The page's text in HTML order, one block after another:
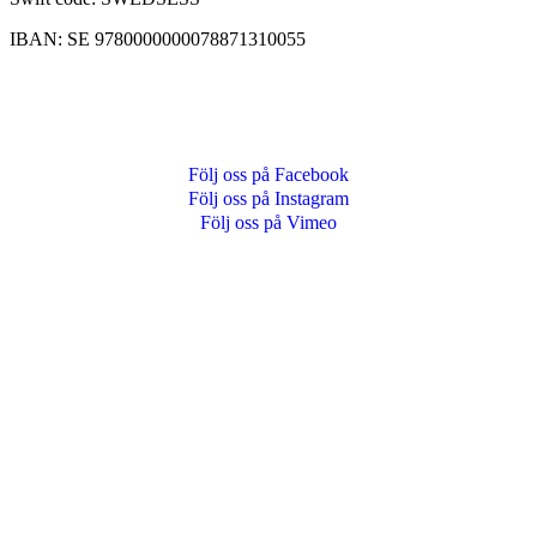
IBAN: SE 9780000000078871310055
Följ oss på Facebook
Följ oss på Instagram
Följ oss på Vimeo